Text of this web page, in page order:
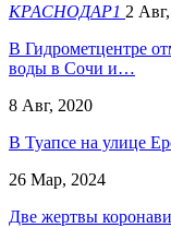
КРАСНОДАР1 2
В Гидрометцентре
воды в Сочи и…
8 Авг, 2020
В Туапсе на улице
26 Мар, 2024
Две жертвы